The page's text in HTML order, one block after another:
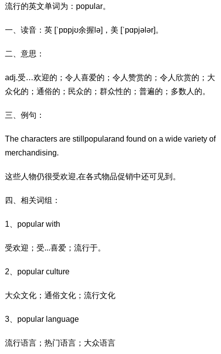
流行的英文单词为：popular。
一、读音：英 [ˈpɒpjʊ余握lə]，美 [ˈpɑpjələr]。
二、意思：
adj.受…欢迎的；令人喜爱的；令人赞赏的；令人欣赏的；大
众化的；通俗的；民众的；群众性的；普遍的；多数人的。
三、例句：
The characters are stillpopularand found on a wide variety of
merchandising.
这些人物仍很受欢迎,在各式物品促销中还可见到。
四、相关词组：
1、popular with
受欢迎；受...喜爱；流行于。
2、popular culture
大众文化；通俗文化；流行文化
3、popular language
流行语言；热门语言；大众语言